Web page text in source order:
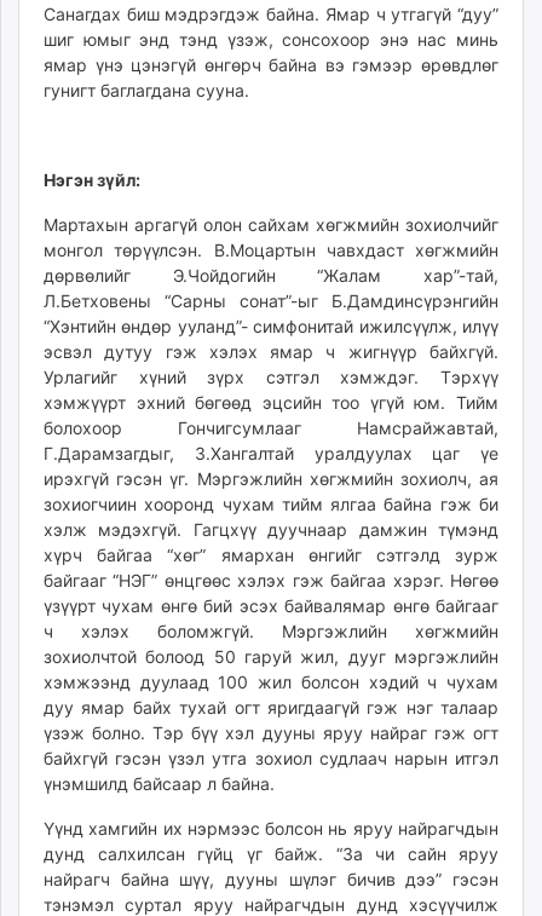
Санагдах биш мэдрэгдэж байна. Ямар ч утгагүй “дуу”
шиг юмыг энд тэнд үзэж, сонсохоор энэ нас минь
ямар үнэ цэнэгүй өнгөрч байна вэ гэмээр өрөвдлөг
гунигт баглагдана сууна.
Нэгэн зүйл:
Мартахын аргагүй олон сайхам хөгжмийн зохиолчийг
монгол төрүүлсэн. В.Моцартын чавхдаст хөгжмийн
дөрвөлийг Э.Чойдогийн “Жалам хар”-тай,
Л.Бетховены “Сарны сонат”-ыг Б.Дамдинсүрэнгийн
“Хэнтийн өндөр ууланд”- симфонитай ижилсүүлж, илүү
эсвэл дутуу гэж хэлэх ямар ч жигнүүр байхгүй.
Урлагийг хүний зүрх сэтгэл хэмждэг. Тэрхүү
хэмжүүрт эхний бөгөөд эцсийн тоо үгүй юм. Тийм
болохоор Гончигсумлааг Намсрайжавтай,
Г.Дарамзагдыг, З.Хангалтай уралдуулах цаг үе
ирэхгүй гэсэн үг. Мэргэжлийн хөгжмийн зохиолч, ая
зохиогчиин хооронд чухам тийм ялгаа байна гэж би
хэлж мэдэхгүй. Гагцхүү дуучнаар дамжин түмэнд
хүрч байгаа “хөг” ямархан өнгийг сэтгэлд зурж
байгааг “НЭГ” өнцгөөс хэлэх гэж байгаа хэрэг. Нөгөө
үзүүрт чухам өнгө бий эсэх байвалямар өнгө байгааг
ч хэлэх боломжгүй. Мэргэжлийн хөгжмийн
зохиолчтой болоод 50 гаруй жил, дууг мэргэжлийн
хэмжээнд дуулаад 100 жил болсон хэдий ч чухам
дуу ямар байх тухай огт яригдаагүй гэж нэг талаар
үзэж болно. Тэр бүү хэл дууны яруу найраг гэж огт
байхгүй гэсэн үзэл утга зохиол судлаач нарын итгэл
үнэмшилд байсаар л байна.
Үүнд хамгийн их нэрмээс болсон нь яруу найрагчдын
дунд салхилсан гүйц үг байж. “За чи сайн яруу
найрагч байна шүү, дууны шүлэг бичив дээ” гэсэн
тэнэмэл суртал яруу найрагчдын дунд хэсүүчилж